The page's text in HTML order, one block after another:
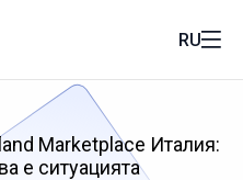
RU
Marketplace Италия:
е ситуацията